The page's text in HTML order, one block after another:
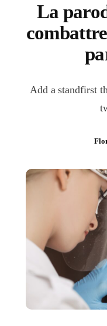
La
Add a standfirst